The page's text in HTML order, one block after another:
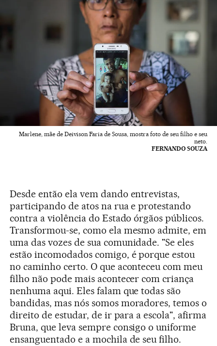
Marlene, mãe de Deivison Faria de Sousa, mostra foto de seu filho e seu
neto.
FERNANDO SOUZA
Desde então ela vem dando entrevistas,
participando de atos na rua e protestando
contra a violência do Estado órgãos públicos.
Transformou-se, como ela mesmo admite, em
uma das vozes de sua comunidade. "Se eles
estão incomodados comigo, é porque estou
no caminho certo. O que aconteceu com meu
filho não pode mais acontecer com criança
nenhuma aqui. Eles falam que todas são
bandidas, mas nós somos moradores, temos o
direito de estudar, de ir para a escola", afirma
Bruna, que leva sempre consigo o uniforme
ensanguentado e a mochila de seu filho.